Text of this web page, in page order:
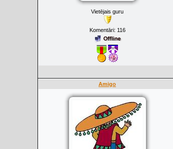
Vietējais guru
Komentāri: 116
Amigo